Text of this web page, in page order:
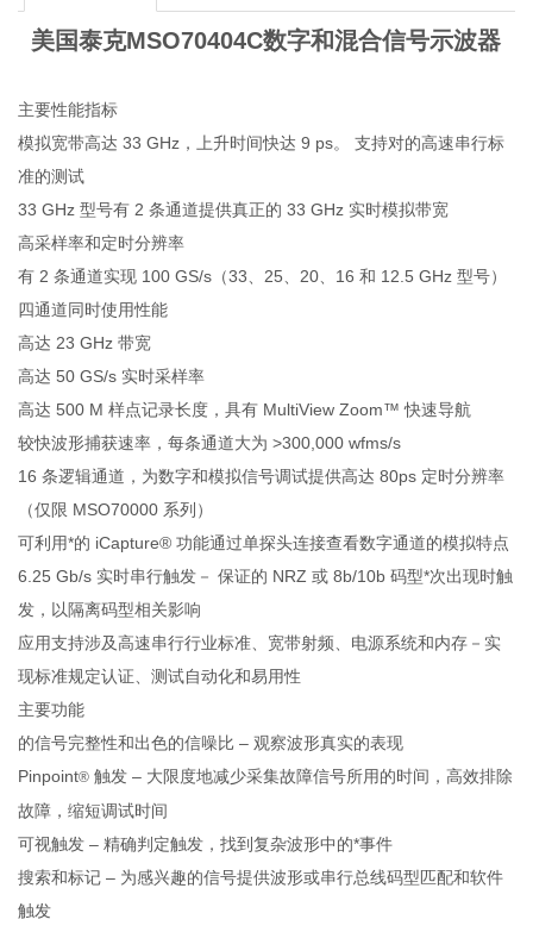
美国泰克MSO70404C数字和混合信号示波器
主要性能指标
模拟宽带高达 33 GHz，上升时间快达 9 ps。 支持对的高速串行标
准的测试
33 GHz 型号有 2 条通道提供真正的 33 GHz 实时模拟带宽
高采样率和定时分辨率
有 2 条通道实现 100 GS/s（33、25、20、16 和 12.5 GHz 型号）
四通道同时使用性能
高达 23 GHz 带宽
高达 50 GS/s 实时采样率
高达 500 M 样点记录长度，具有 MultiView Zoom™ 快速导航
较快波形捕获速率，每条通道大为 >300,000 wfms/s
16 条逻辑通道，为数字和模拟信号调试提供高达 80ps 定时分辨率
（仅限 MSO70000 系列）
可利用*的 iCapture® 功能通过单探头连接查看数字通道的模拟特点
6.25 Gb/s 实时串行触发－ 保证的 NRZ 或 8b/10b 码型*次出现时触
发，以隔离码型相关影响
应用支持涉及高速串行行业标准、宽带射频、电源系统和内存－实
现标准规定认证、测试自动化和易用性
主要功能
的信号完整性和出色的信噪比 – 观察波形真实的表现
Pinpoint® 触发 – 大限度地减少采集故障信号所用的时间，高效排除
故障，缩短调试时间
可视触发 – 精确判定触发，找到复杂波形中的*事件
搜索和标记 – 为感兴趣的信号提供波形或串行总线码型匹配和软件
触发